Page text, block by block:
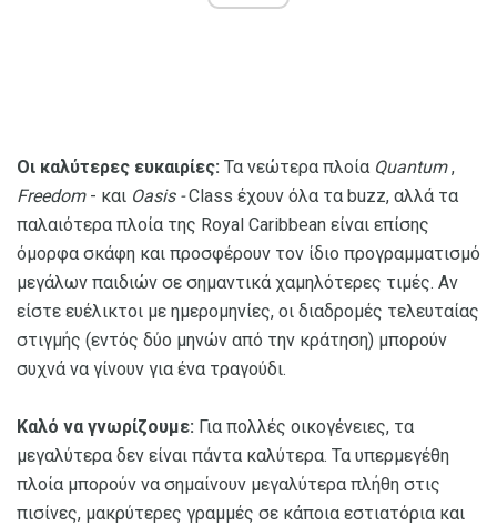
Οι καλύτερες ευκαιρίες: Τα νεώτερα πλοία Quantum,
Freedom- και Oasis -Class έχουν όλα τα buzz, αλλά τα
παλαιότερα πλοία της Royal Caribbean είναι επίσης
όμορφα σκάφη και προσφέρουν τον ίδιο προγραμματισμό
μεγάλων παιδιών σε σημαντικά χαμηλότερες τιμές. Αν
είστε ευέλικτοι με ημερομηνίες, οι διαδρομές τελευταίας
στιγμής (εντός δύο μηνών από την κράτηση) μπορούν
συχνά να γίνουν για ένα τραγούδι.
Καλό να γνωρίζουμε: Για πολλές οικογένειες, τα
μεγαλύτερα δεν είναι πάντα καλύτερα. Τα υπερμεγέθη
πλοία μπορούν να σημαίνουν μεγαλύτερα πλήθη στις
πισίνες, μακρύτερες γραμμές σε κάποια εστιατόρια και